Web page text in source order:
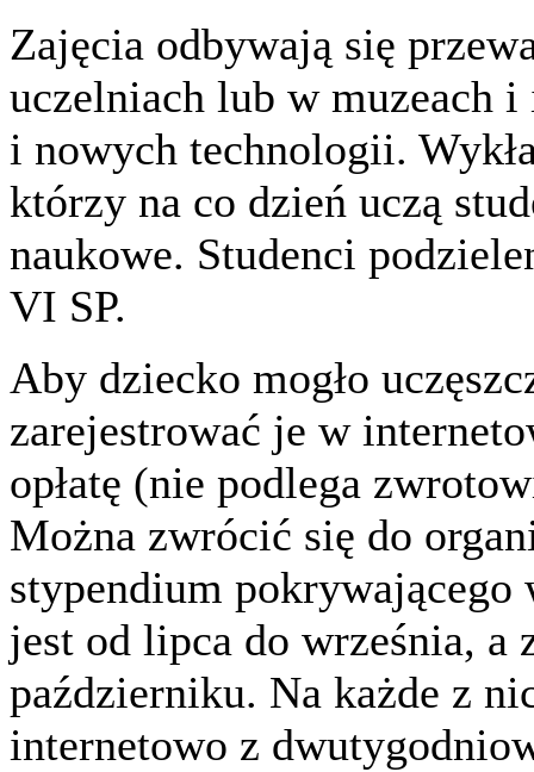
Zajęcia odbywają się
uczelniach lub w muzeach
i nowych technologii.
którzy na co dzień uczą
naukowe. Studenci
VI SP.
Aby dziecko mogło
zarejestrować je w
opłatę (nie podlega
Można zwrócić się do
stypendium pokrywającego
jest od lipca do września, a
październiku. Na każde z
internetowo z